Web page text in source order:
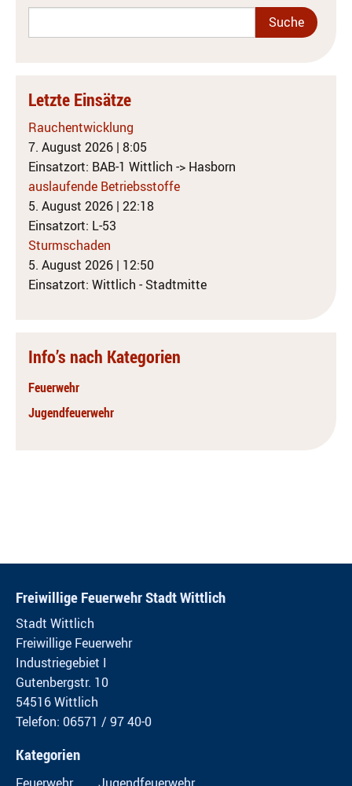
Letzte Einsätze
Rauchentwicklung
7. August 2026 | 8:05
Einsatzort: BAB-1 Wittlich -> Hasborn
auslaufende Betriebsstoffe
5. August 2026 | 22:18
Einsatzort: L-53
Sturmschaden
5. August 2026 | 12:50
Einsatzort: Wittlich - Stadtmitte
Info’s nach Kategorien
Feuerwehr
Jugendfeuerwehr
Freiwillige Feuerwehr Stadt Wittlich
Stadt Wittlich
Freiwillige Feuerwehr
Industriegebiet I
Gutenbergstr. 10
54516 Wittlich
Telefon: 06571 / 97 40-0
Kategorien